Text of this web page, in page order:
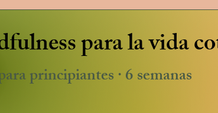
para la vida
principiantes · 6 semanas